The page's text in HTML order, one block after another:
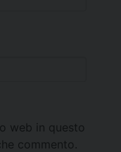
web in questo
commento.